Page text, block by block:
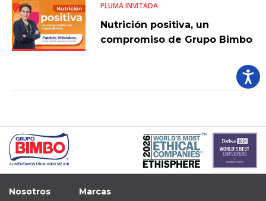
PLUMA INVITADA
Nutrición positiva, un
compromiso de Grupo Bimbo
Nosotros Marcas